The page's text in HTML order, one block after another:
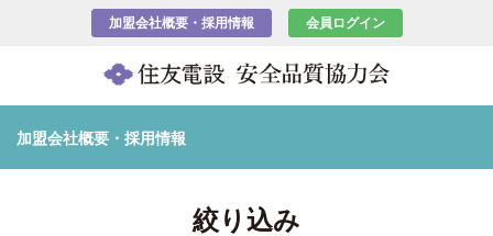
加盟会社概要・採用情報 会員ログイン
加盟会社概要・採用情報
絞り込み